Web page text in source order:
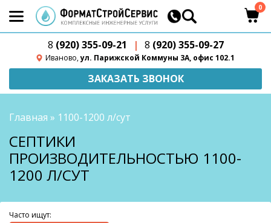
8 (920) 355-09-21 | 8 (920) 355-09-27
Иваново,ул. Парижской Коммуны 3А, офис 102.1
0
ЗАКАЗАТЬ ЗВОНОК
Главная » 1100-1200 л/сут
СЕПТИКИ
ПРОИЗВОДИТЕЛЬНОСТЬЮ 1100-
1200 Л/СУТ
Часто ищут: